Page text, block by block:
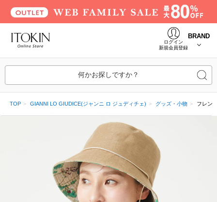
ログイン
新規会員登録
BRAND
何かお探しですか？
TOP GIANNI LO GIUDICE(ジャンニ ロ ジュディチェ) グッズ・小物 フレン